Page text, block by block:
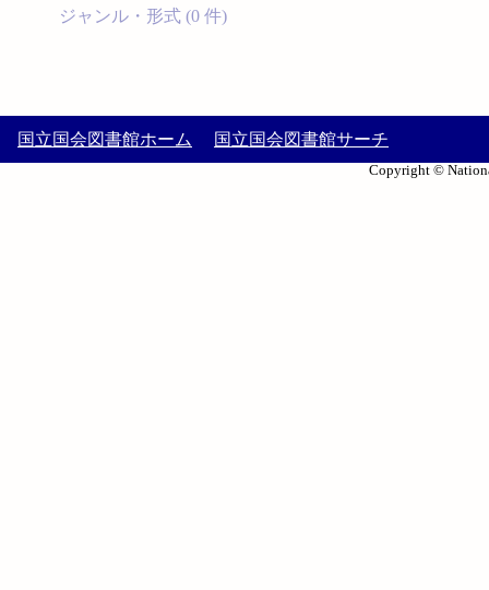
ジャンル・形式 (0 件)
国立国会図書館ホーム 国立国会図書館サーチ
Copyright ©